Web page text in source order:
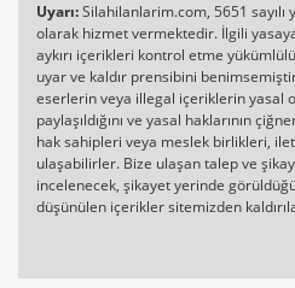
Uyarı:Silahilanlarim.com, 5651 sayılı
olarak hizmet vermektedir. İlgili
aykırı içerikleri kontrol etme
uyar ve kaldır prensibini
eserlerin veya illegal içeriklerin yasal
paylaşıldığını ve yasal haklarının
hak sahipleri veya meslek birlikleri,
ulaşabilirler. Bize ulaşan talep ve
incelenecek, şikayet yerinde
düşünülen içerikler sitemizden